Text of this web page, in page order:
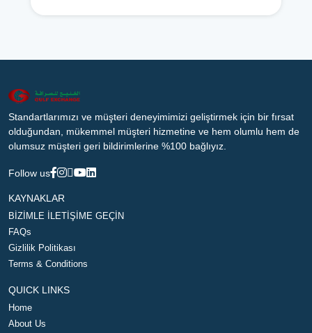
Standartlarımızı ve müşteri deneyimimizi geliştirmek için bir fırsat
olduğundan, mükemmel müşteri hizmetine ve hem olumlu hem de
olumsuz müşteri geri bildirimlerine %100 bağlıyız.
Follow us
KAYNAKLAR
BİZİMLE İLETİŞİME GEÇİN
FAQs
Gizlilik Politikası
Terms & Conditions
QUICK LINKS
Home
About Us